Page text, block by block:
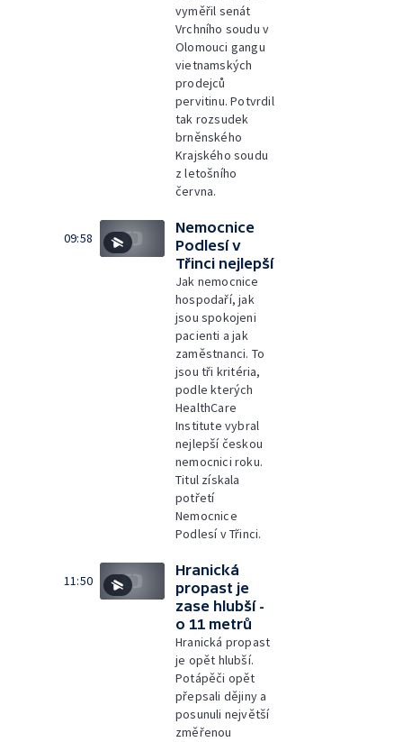
vyměřil senát
Vrchního soudu v
Olomouci gangu
vietnamských
prodejců
pervitinu. Potvrdil
tak rozsudek
brněnského
Krajského soudu
z letošního
června.
09:58
Nemocnice
Podlesí v
Třinci nejlepší
Jak nemocnice
hospodaří, jak
jsou spokojeni
pacienti a jak
zaměstnanci. To
jsou tři kritéria,
podle kterých
HealthCare
Institute vybral
nejlepší českou
nemocnici roku.
Titul získala
potřetí
Nemocnice
Podlesí v Třinci.
11:50
Hranická
propast je
zase hlubší -
o 11 metrů
Hranická propast
je opět hlubší.
Potápěči opět
přepsali dějiny a
posunuli největší
změřenou